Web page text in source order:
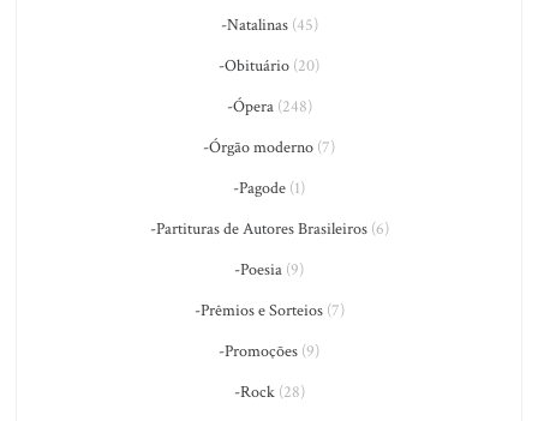
-Natalinas(45)
-Obituário (20)
-Ópera(248)
-Órgão moderno (7)
-Pagode (1)
-Partituras de Autores Brasileiros(6)
-Poesia (9)
-Prêmios e Sorteios(7)
-Promoções (9)
-Rock(28)